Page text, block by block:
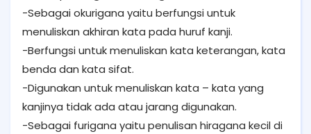
-Sebagai okurigana yaitu berfungsi untuk
menuliskan akhiran kata pada huruf kanji.
-Berfungsi untuk menuliskan kata keterangan, kata
benda dan kata sifat.
-Digunakan untuk menuliskan kata – kata yang
kanjinya tidak ada atau jarang digunakan.
-Sebagai furigana yaitu penulisan hiragana kecil di